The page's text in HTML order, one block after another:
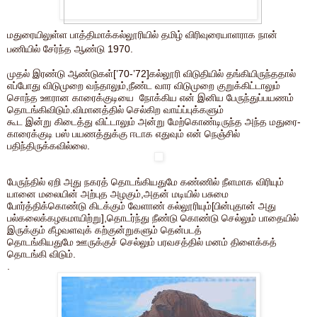
மதுரையிலுள்ள பாத்திமாக்கல்லூரியில் தமிழ் விரிவுரையாளராக நான்
பணியில் சேர்ந்த ஆண்டு 1970.
முதல் இரண்டு ஆண்டுகள்[’70-’72]கல்லூரி விடுதியில் தங்கியிருந்ததால்
எப்போது விடுமுறை வந்தாலும்,நீண்ட வார விடுமுறை குறுக்கிட்டாலும்
சொந்த ஊரான காரைக்குடியை நோக்கிய என் இனிய பேருந்துப்பயணம்
தொடங்கிவிடும்.விமானத்தில் செல்கிற வாய்ப்புக்களும்
கூட இன்று கிடைத்து விட்டாலும் அன்று மேற்கொண்டிருந்த அந்த மதுரை-
காரைக்குடி பஸ் பயணத்துக்கு ஈடாக எதுவும் என் நெஞ்சில்
பதிந்திருக்கவில்லை.
பேருந்தில் ஏறி அது நகரத் தொடங்கியதுமே கண்ணில் நீளமாக விரியும்
யானை மலையின் அற்புத அழகும்,அதன் மடியில் பசுமை
போர்த்திக்கொண்டு கிடக்கும் வேளாண் கல்லூரியும்[பின்புதான் அது
பல்கலைக்கழகமாயிற்று],தொடர்ந்து நீண்டு கொண்டு செல்லும் பாதையில்
இருக்கும் கீழவளவுக் கற்குன்றுகளும் தென்படத்
தொடங்கியதுமே ஊருக்குச் செல்லும் பரவசத்தில் மனம் திளைக்கத்
தொடங்கி விடும்.